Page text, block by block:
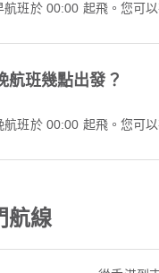
航班於 00:00 起飛。您可
航班幾點出發？
航班於 00:00 起飛。您可
航線